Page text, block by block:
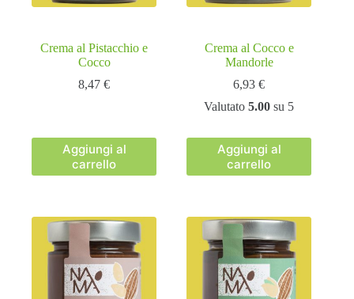
Crema al Pistacchio e
Cocco
8,47€
Aggiungi al
carrello
Crema al Cocco e
Mandorle
6,93€
Valutato5.00 su 5
Aggiungi al
carrello